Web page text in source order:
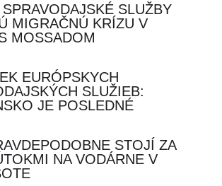
SLUŽBY
MIGRAČNÚ KRÍZU V
MOSSADOM
EURÓPSKYCH
SLUŽIEB:
JE POSLEDNÉ
STOJÍ ZA
NA VODÁRNE V